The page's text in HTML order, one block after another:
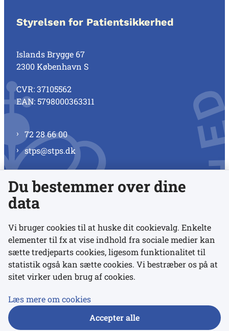
Styrelsen for Patientsikkerhed
Islands Brygge 67
2300 København S
CVR: 37105562
EAN: 5798000363311
72 28 66 00
stps@stps.dk
Se alle kontaktnumre
Links
Udgivelser
Du bestemmer over dine
data
Vi bruger cookies til at huske dit cookievalg. Enkelte
elementer til fx at vise indhold fra sociale medier kan
sætte tredjeparts cookies, ligesom funktionalitet til
statistik også kan sætte cookies. Vi bestræber os på at
sitet virker uden brug af cookies.
Læs mere om cookies
Accepter alle